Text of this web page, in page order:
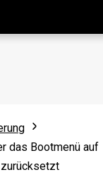
das Bootmenü auf